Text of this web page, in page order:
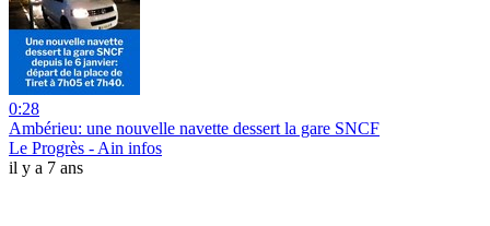
0:28
Ambérieu: une nouvelle navette dessert la gare SNCF
Le Progrès - Ain infos
il y a 7 ans